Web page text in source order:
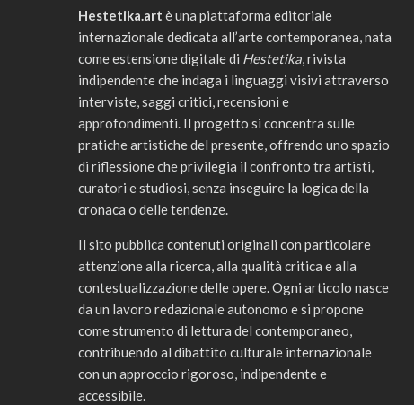
Hestetika.art è una piattaforma editoriale
internazionale dedicata all’arte contemporanea, nata
come estensione digitale di Hestetika, rivista
indipendente che indaga i linguaggi visivi attraverso
interviste, saggi critici, recensioni e
approfondimenti. Il progetto si concentra sulle
pratiche artistiche del presente, offrendo uno spazio
di riflessione che privilegia il confronto tra artisti,
curatori e studiosi, senza inseguire la logica della
cronaca o delle tendenze.
Il sito pubblica contenuti originali con particolare
attenzione alla ricerca, alla qualità critica e alla
contestualizzazione delle opere. Ogni articolo nasce
da un lavoro redazionale autonomo e si propone
come strumento di lettura del contemporaneo,
contribuendo al dibattito culturale internazionale
con un approccio rigoroso, indipendente e
accessibile.